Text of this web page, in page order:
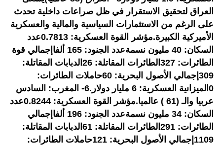
العراق لتحقيق الاستقرار في ظل صراعات داخلية تحدث
على الرغم من الاستثمارات السياسية والمالية والعسكرية
الأميركية الكبيرة.​​مؤشر القوة العسكرية: 0.7813عدد
السكان: 40 مليون نسمةعدد الجنود: 165 ألفاإجمالي قوة
الطائرات: 327الطائرات المقاتلة: 26الدبابات المقاتلة:
309إجمالي الأصول البحرية: 60حاملات الطائرات:
0الميزانية العسكرية: 6 مليار دولار.6- المغرب: السادس
عربيا والـ (61 ) عالميا.​​مؤشر القوة العسكرية: 0.8244عدد
السكان: 34 مليون نسمةعدد الجنود: 196 ألفاإجمالي
الطائرات: 291الطائرات المقاتلة: 61الدبابات المقاتلة:
1109إجمالي الأصول البحرية: 121حاملات الطائرات: